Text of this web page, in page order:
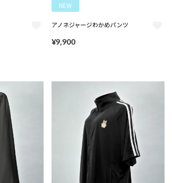
アノネジャージわかめパンツ
NEW
¥9,900